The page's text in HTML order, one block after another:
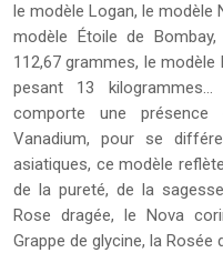
le modèle Logan, le modèle
modèle Étoile de
112,67 grammes, le
pesant 13
comporte une présence
Vanadium, pour se
asiatiques, ce modèle
de la pureté, de la
Rose dragée, le Nova
Grappe de glycine, la Rosée